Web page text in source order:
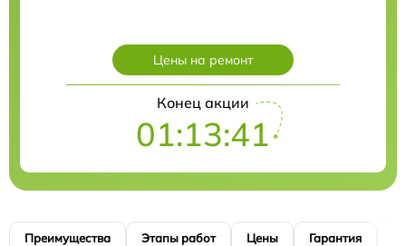
Цены на ремонт
Конец акции
01:13:40
Преимущества Этапы работ Цены Гарантия